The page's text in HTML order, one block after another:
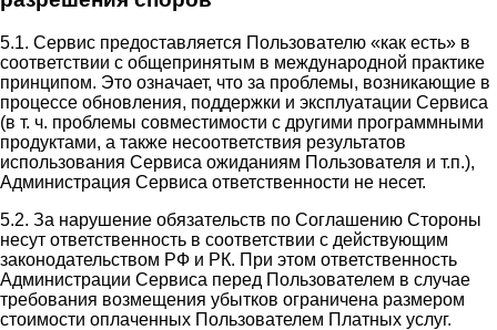
5.1. Сервис предоставляется Пользователю «как есть» в
соответствии с общепринятым в международной практике
принципом. Это означает, что за проблемы, возникающие в
процессе обновления, поддержки и эксплуатации Сервиса
(в т. ч. проблемы совместимости с другими программными
продуктами, а также несоответствия результатов
использования Сервиса ожиданиям Пользователя и т.п.),
Администрация Сервиса ответственности не несет.
5.2. За нарушение обязательств по Соглашению Стороны
несут ответственность в соответствии с действующим
законодательством РФ и РК. При этом ответственность
Администрации Сервиса перед Пользователем в случае
требования возмещения убытков ограничена размером
стоимости оплаченных Пользователем Платных услуг.